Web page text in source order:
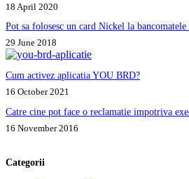
18 April 2020
Pot sa folosesc un card Nickel la bancomatele
29 June 2018
Cum activez aplicatia YOU BRD?
16 October 2021
Catre cine pot face o reclamatie impotriva
16 November 2016
Categorii